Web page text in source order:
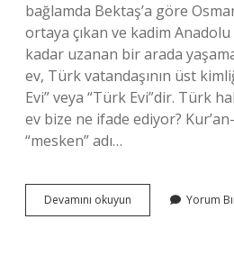
bağlamda Bektaş’a göre
ortaya çıkan ve kadim
kadar uzanan bir arada
ev, Türk vatandaşının üst
Evi” veya “Türk Evi”dir. Türk
ev bize ne ifade ediyor?
“mesken” adı…
Devamını okuyun
Islam
Yorum